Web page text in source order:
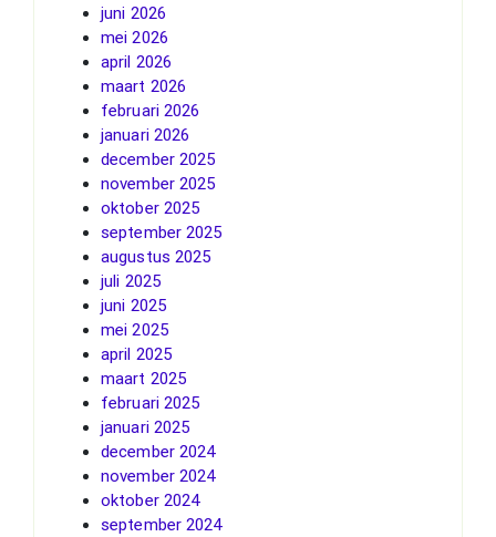
juni 2026
mei 2026
april 2026
maart 2026
februari 2026
januari 2026
december 2025
november 2025
oktober 2025
september 2025
augustus 2025
juli 2025
juni 2025
mei 2025
april 2025
maart 2025
februari 2025
januari 2025
december 2024
november 2024
oktober 2024
september 2024